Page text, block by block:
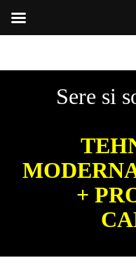
Sere si
+